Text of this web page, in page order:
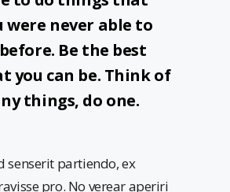
were never able to
Be the best
you can be. Think of
things, do one.
senserit partiendo, ex
pro. No verear aperiri